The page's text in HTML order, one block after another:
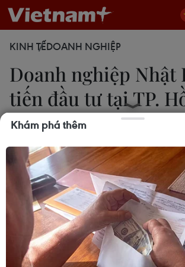
KINH TẾDOANH NGHIỆP
Doanh nghiệp Nhật
tiến đầu tư tại TP.
Minh
Mỹ Phương
14/01/2014 08:43
Gần 40 doanh nghiệp của tỉnh
đang có các hoạt động xúc tiến
Thành phố Hồ Chí Minh.
Gần 40 doanh nghiệp chủ yếu
Khám phá thêm